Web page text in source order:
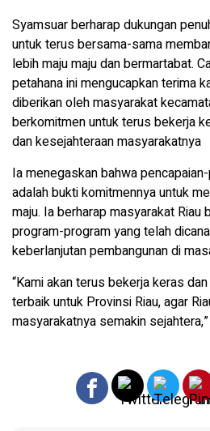
Syamsuar berharap dukungan
untuk terus bersama-sama
lebih maju maju dan bermartabat.
petahana ini mengucapkan terima
diberikan oleh masyarakat
berkomitmen untuk terus bekerja
dan kesejahteraan masyarakatnya
Ia menegaskan bahwa
adalah bukti komitmennya untuk
maju. Ia berharap masyarakat Riau
program-program yang telah
keberlanjutan pembangunan di
“Kami akan terus bekerja keras
terbaik untuk Provinsi Riau, agar
masyarakatnya semakin